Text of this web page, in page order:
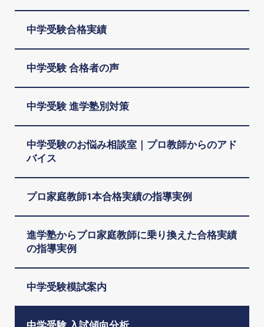
中学受験合格実績
中学受験 合格者の声
中学受験 進学塾別対策
中学受験のお悩み相談室｜プロ教師からのアド
バイス
プロ家庭教師1本合格実績の指導実例
進学塾からプロ家庭教師に乗り換えた合格実績
の指導実例
中学受験模試案内